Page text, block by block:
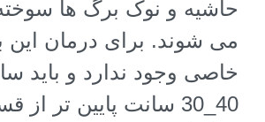
حاشیه و نوک برگ ها
می شوند. برای درمان این
خاصی وجود ندارد و باید
40_30 سانت پایین تر